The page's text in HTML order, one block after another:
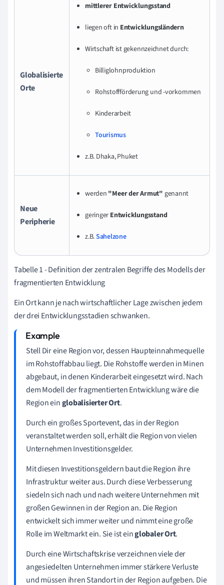
Globalisierte
Orte
mittlerer Entwicklungsstand
liegen oft in Entwicklungsländern
Wirtschaft ist gekennzeichnet durch:
Billiglohnproduktion
Rohstoffförderung und -vorkommen
Kinderarbeit
Tourismus
z.B. Dhaka, Phuket
Neue
Peripherie
werden "Meer der Armut" genannt
geringer Entwicklungsstand
z.B.Sahelzone
Tabelle 1 - Definition der zentralen Begriffe des Modells der
fragmentierten Entwicklung
Ein Ort kann je nach wirtschaftlicher Lagezwischen jedem
der drei Entwicklungsstadien schwanken.
Stell Dir eine Region vor, dessen Haupteinnahmequelle
im Rohstoffabbau liegt. Die Rohstoffe werden in Minen
abgebaut, in denen Kinderarbeit eingesetzt wird. Nach
dem Modell der fragmentierten Entwicklung wäre die
Region einglobalisierter Ort.
Durch ein großes Sportevent, das in der Region
veranstaltet werden soll, erhält die Region von vielen
Unternehmen Investitionsgelder.
Mit diesen Investitionsgeldern baut die Region ihre
Infrastruktur weiter aus. Durch diese Verbesserung
siedeln sich nach und nach weitere Unternehmen mit
großen Gewinnen in der Region an. Die Region
entwickelt sich immer weiter und nimmt eine große
Rolle im Weltmarkt ein. Sie ist einglobaler Ort.
Durch eine Wirtschaftskrise verzeichnen viele der
angesiedelten Unternehmen immer stärkere Verluste
und müssen ihren Standort in der Region aufgeben. Die